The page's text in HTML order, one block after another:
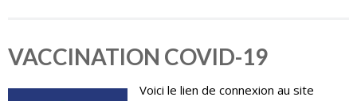
VACCINATION COVID-19
Voici le lien de connexion au site